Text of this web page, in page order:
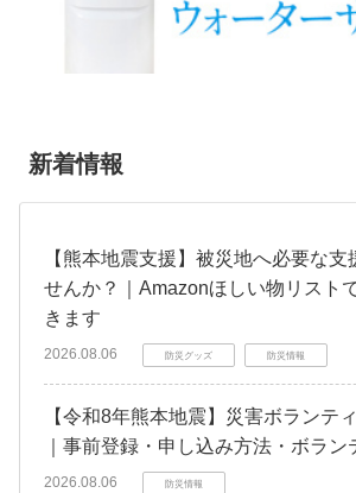
新着情報
【熊本地震支援】被災地へ必要な支
せんか？｜Amazonほしい物リスト
きます
2026.08.06 防災グッズ 防災情報
【令和8年熊本地震】災害ボランテ
｜事前登録・申し込み方法・ボラ
2026.08.06 防災情報